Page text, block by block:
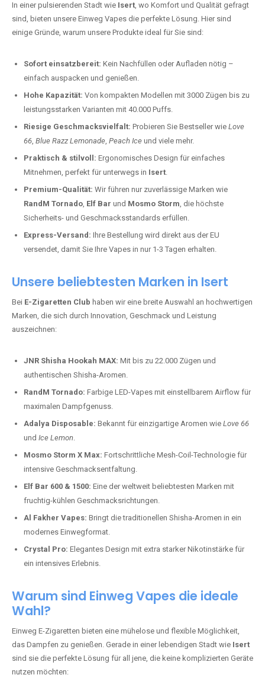
In einer pulsierenden Stadt wie Isert, wo Komfort und Qualität gefragt
sind, bieten unsere Einweg Vapes die perfekte Lösung. Hier sind
einige Gründe, warum unsere Produkte ideal für Sie sind:
Sofort einsatzbereit: Kein Nachfüllen oder Aufladen nötig –
einfach auspacken und genießen.
Hohe Kapazität: Von kompakten Modellen mit 3000 Zügen bis zu
leistungsstarken Varianten mit 40.000 Puffs.
Riesige Geschmacksvielfalt: Probieren Sie Bestseller wie Love
66, Blue Razz Lemonade, Peach Ice und viele mehr.
Praktisch & stilvoll: Ergonomisches Design für einfaches
Mitnehmen, perfekt für unterwegs in Isert.
Premium-Qualität: Wir führen nur zuverlässige Marken wie
RandM Tornado, Elf Bar und Mosmo Storm, die höchste
Sicherheits- und Geschmacksstandards erfüllen.
Express-Versand: Ihre Bestellung wird direkt aus der EU
versendet, damit Sie Ihre Vapes in nur 1-3 Tagen erhalten.
Unsere beliebtesten Marken in Isert
Bei E-Zigaretten Club haben wir eine breite Auswahl an hochwertigen
Marken, die sich durch Innovation, Geschmack und Leistung
auszeichnen:
JNR Shisha Hookah MAX: Mit bis zu 22.000 Zügen und
authentischen Shisha-Aromen.
RandM Tornado: Farbige LED-Vapes mit einstellbarem Airflow für
maximalen Dampfgenuss.
Adalya Disposable: Bekannt für einzigartige Aromen wie Love 66
und Ice Lemon.
Mosmo Storm X Max: Fortschrittliche Mesh-Coil-Technologie für
intensive Geschmacksentfaltung.
Elf Bar 600 & 1500: Eine der weltweit beliebtesten Marken mit
fruchtig-kühlen Geschmacksrichtungen.
Al Fakher Vapes: Bringt die traditionellen Shisha-Aromen in ein
modernes Einwegformat.
Crystal Pro: Elegantes Design mit extra starker Nikotinstärke für
ein intensives Erlebnis.
Warum sind Einweg Vapes die ideale
Wahl?
Einweg E-Zigaretten bieten eine mühelose und flexible Möglichkeit,
das Dampfen zu genießen. Gerade in einer lebendigen Stadt wie Isert
sind sie die perfekte Lösung für all jene, die keine komplizierten Geräte
nutzen möchten: